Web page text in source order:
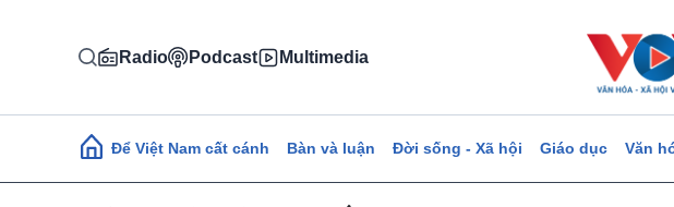
Radio Podcast Multimedia
Main navigation
Để Việt Nam cất cánh Bàn và luận Đời sống - Xã hội Giáo dục Văn